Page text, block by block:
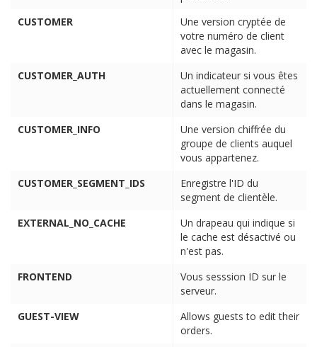
CUSTOMER
Une version cryptée de
votre numéro de client
avec le magasin.
CUSTOMER_AUTH
Un indicateur si vous êtes
actuellement connecté
dans le magasin.
CUSTOMER_INFO
Une version chiffrée du
groupe de clients auquel
vous appartenez.
CUSTOMER_SEGMENT_IDS
Enregistre l'ID du
segment de clientèle.
EXTERNAL_NO_CACHE
Un drapeau qui indique si
le cache est désactivé ou
n'est pas.
FRONTEND
Vous sesssion ID sur le
serveur.
GUEST-VIEW
Allows guests to edit their
orders.